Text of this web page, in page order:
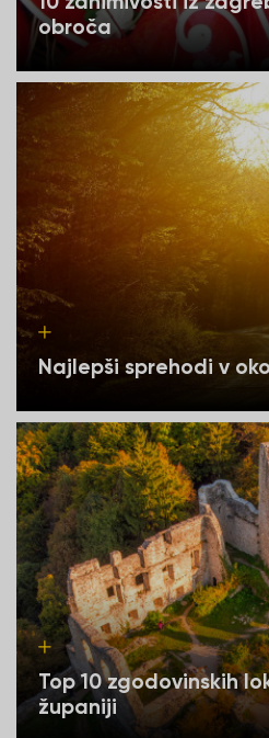
obroča
Najlepši sprehodi v
Top 10 zgodovinskih
županiji